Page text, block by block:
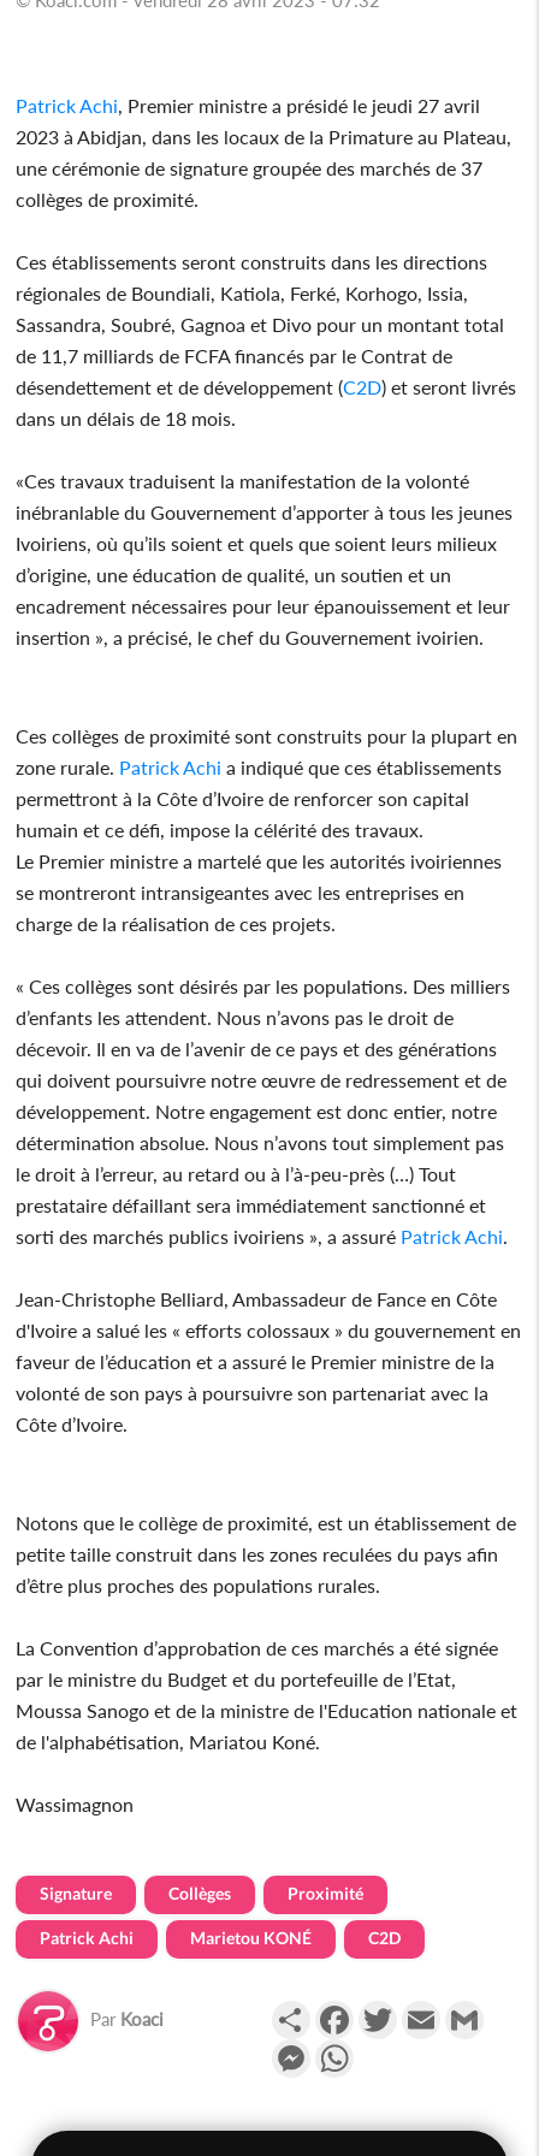
Patrick Achi , Premier ministre a présidé le jeudi 27 avril
2023 à Abidjan, dans les locaux de la Primature au Plateau,
une cérémonie de signature groupée des marchés de 37
collèges de proximité.
Ces établissements seront construits dans les directions
régionales de Boundiali, Katiola, Ferké, Korhogo, Issia,
Sassandra, Soubré, Gagnoa et Divo pour un montant total
de 11,7 milliards de FCFA financés par le Contrat de
désendettement et de développement (C2D) et seront livrés
dans un délais de 18 mois.
«Ces travaux traduisent la manifestation de la volonté
inébranlable du Gouvernement d’apporter à tous les jeunes
Ivoiriens, où qu’ils soient et quels que soient leurs milieux
d’origine, une éducation de qualité, un soutien et un
encadrement nécessaires pour leur épanouissement et leur
insertion », a précisé, le chef du Gouvernement ivoirien.
Ces collèges de proximité sont construits pour la plupart en
zone rurale. Patrick Achi a indiqué que ces établissements
permettront à la Côte d’Ivoire de renforcer son capital
humain et ce défi, impose la célérité des travaux.
Le Premier ministre a martelé que les autorités ivoiriennes
se montreront intransigeantes avec les entreprises en
charge de la réalisation de ces projets.
« Ces collèges sont désirés par les populations. Des milliers
d’enfants les attendent. Nous n’avons pas le droit de
décevoir. Il en va de l’avenir de ce pays et des générations
qui doivent poursuivre notre œuvre de redressement et de
développement. Notre engagement est donc entier, notre
détermination absolue. Nous n’avons tout simplement pas
le droit à l’erreur, au retard ou à l’à-peu-près (…) Tout
prestataire défaillant sera immédiatement sanctionné et
sorti des marchés publics ivoiriens », a assuré Patrick Achi
Jean-Christophe Belliard, Ambassadeur de Fance en Côte
d'Ivoire a salué les « efforts colossaux » du gouvernement en
faveur de l’éducation et a assuré le Premier ministre de la
volonté de son pays à poursuivre son partenariat avec la
Côte d’Ivoire.
Notons que le collège de proximité, est un établissement de
petite taille construit dans les zones reculées du pays afin
d’être plus proches des populations rurales.
La Convention d’approbation de ces marchés a été signée
par le ministre du Budget et du portefeuille de l’Etat,
Moussa Sanogo et de la ministre de l'Education nationale et
de l'alphabétisation, Mariatou Koné.
Wassimagnon
Signature Collèges Proximité
Patrick Achi Marietou KONÉ C2D
Par Koaci PartagerFacebookTwitterEmail
Messenger